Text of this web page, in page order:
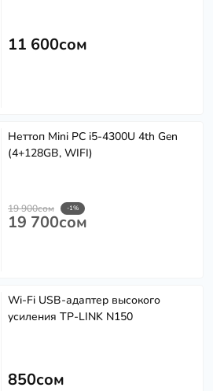
11 600сом
Неттоп Mini PC i5-4300U 4th Gen
(4+128GB, WIFI)
19 900сом -1%
19 700сом
Wi-Fi USB-адаптер высокого
усиления TP-LINK N150
850сом